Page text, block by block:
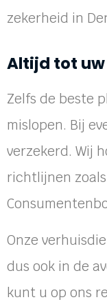
zekerheid in
Altijd tot uw
Zelfs de beste
mislopen. Bij
verzekerd. Wij
richtlijnen
Onze
dus ook in de
kunt u op ons